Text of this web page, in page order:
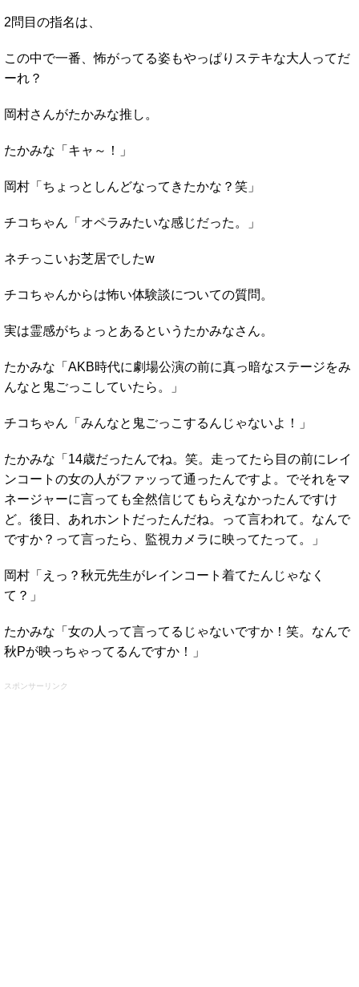
2問目の指名は、
この中で一番、怖がってる姿もやっぱりステキな大人ってだ
ーれ？
岡村さんがたかみな推し。
たかみな「キャ～！」
岡村「ちょっとしんどなってきたかな？笑」
チコちゃん「オペラみたいな感じだった。」
ネチっこいお芝居でしたw
チコちゃんからは怖い体験談についての質問。
実は霊感がちょっとあるというたかみなさん。
たかみな「AKB時代に劇場公演の前に真っ暗なステージをみ
んなと鬼ごっこしていたら。」
チコちゃん「みんなと鬼ごっこするんじゃないよ！」
たかみな「14歳だったんでね。笑。走ってたら目の前にレイ
ンコートの女の人がファッって通ったんですよ。でそれをマ
ネージャーに言っても全然信じてもらえなかったんですけ
ど。後日、あれホントだったんだね。って言われて。なんで
ですか？って言ったら、監視カメラに映ってたって。」
岡村「えっ？秋元先生がレインコート着てたんじゃなく
て？」
たかみな「女の人って言ってるじゃないですか！笑。なんで
秋Pが映っちゃってるんですか！」
スポンサーリンク